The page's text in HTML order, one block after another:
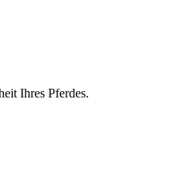
Ihres Pferdes.